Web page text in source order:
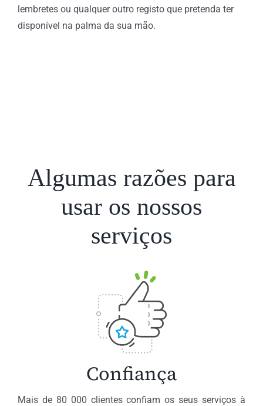
lembretes ou qualquer outro registo que pretenda ter
disponível na palma da sua mão.
Algumas razões para
usar os nossos
serviços
Confiança
Mais de 80 000 clientes confiam os seus serviços à